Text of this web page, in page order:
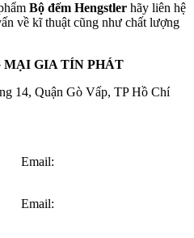
Bộ đếm Hengstler hãy liên hệ
về kĩ thuật cũng như chất lượng
MẠI GIA TÍN PHÁT
14, Quận Gò Vấp, TP Hồ Chí